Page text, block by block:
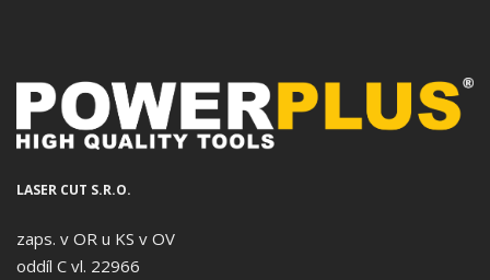
LASER CUT S.R.O.
zaps. v OR u KS v OV
oddíl C vl. 22966